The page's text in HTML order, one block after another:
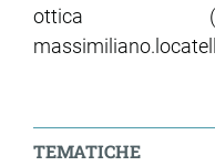
ottica
TEMATICHE